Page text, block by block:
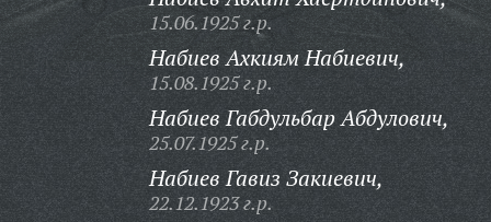
15.06.1925 г.р.
Набиев Ахкиям Набиевич,
15.08.1925 г.р.
Набиев Габдульбар Абдулович,
25.07.1925 г.р.
Набиев Гавиз Закиевич,
22.12.1923 г.р.